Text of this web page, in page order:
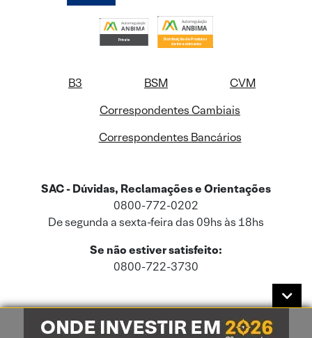
B3 BSM
CVM
Correspondentes Cambiais
Correspondentes Bancários
SAC - Dúvidas, Reclamações e Orientações
0800-772-0202
De segunda a sexta-feira das 09hs às 18hs
Se não estiver satisfeito:
0800-722-3730
Este site usa cookies e dados pessoais de acordo com a nossaPolítica de
Cookies
e a nossaPolítica de Privacidade.